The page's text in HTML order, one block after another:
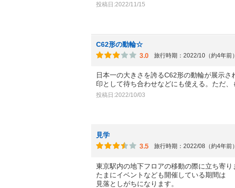
投稿日:2022/11/15
C62形の動輪☆
3.0
旅行時期：2022/10（約4年前）
日本一の大きさを誇るC62形の動輪が展示
印として待ち合わせなどにも使える。ただ、
投稿日:2022/10/03
見学
3.5
旅行時期：2022/08（約4年前）
東京駅内の地下フロアの移動の際に立ち寄り
たまにイベントなども開催している期間は
見落としがちになります。